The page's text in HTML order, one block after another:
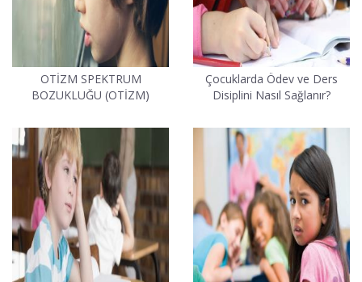
OTİZM SPEKTRUM
BOZUKLUĞU (OTİZM)
Çocuklarda Ödev ve Ders
Disiplini Nasıl Sağlanır?